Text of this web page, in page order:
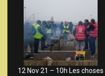
12 Nov 21 – 10h Les choses